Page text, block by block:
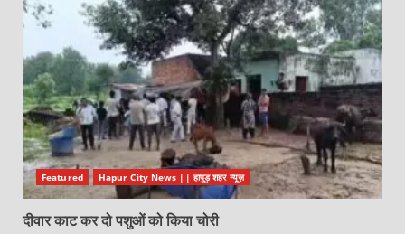
Featured Hapur City News || हापुड़ शहर न्यूज़
दीवार काट कर दो पशुओं को किया चोरी